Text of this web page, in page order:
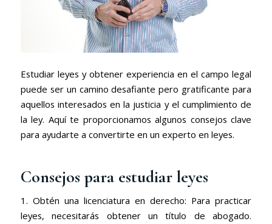
Estudiar leyes y obtener experiencia en el campo legal
puede ser un camino desafiante pero gratificante para
aquellos interesados en la justicia y el cumplimiento de
la ley. Aquí te proporcionamos algunos consejos clave
para ayudarte a convertirte en un experto en leyes.
Consejos para estudiar leyes
1. Obtén una licenciatura en derecho: Para practicar
leyes, necesitarás obtener un título de abogado.